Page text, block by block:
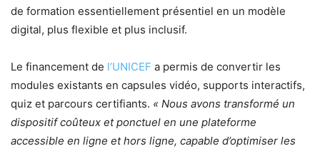
de formation essentiellement présentiel en un modèle
digital, plus flexible et plus inclusif.
Le financement de l’UNICEF a permis de convertir les
modules existants en capsules vidéo, supports interactifs,
quiz et parcours certifiants. « Nous avons transformé un
dispositif coûteux et ponctuel en une plateforme
accessible en ligne et hors ligne, capable d’optimiser les